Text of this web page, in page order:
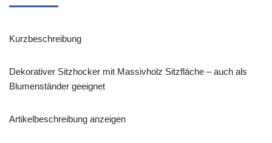
Kurzbeschreibung
Dekorativer Sitzhocker mit Massivholz Sitzfläche – auch als
Blumenständer geeignet
Artikelbeschreibung anzeigen